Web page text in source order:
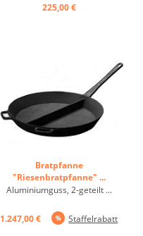
225,00 €
Bratpfanne
"Riesenbratpfanne" ...
Aluminiumguss, 2-geteilt ...
1.247,00 € Staffelrabatt